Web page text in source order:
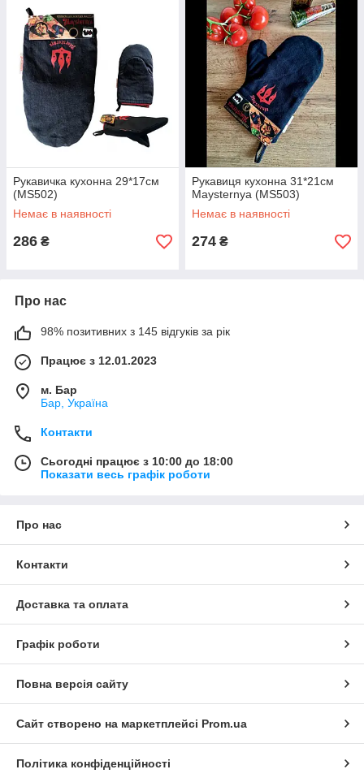
Рукавичка кухонна 29*17см
(MS502)
Немає в наявності
286 ₴
Рукавиця кухонна 31*21см
Maysternya (MS503)
Немає в наявності
274 ₴
Про нас
98% позитивних з 145 відгуків за рік
Працює з 12.01.2023
м. Бар
Бар, Україна
Контакти
Сьогодні працює з 10:00 до 18:00
Показати весь графік роботи
Про нас
Контакти
Доставка та оплата
Графік роботи
Повна версія сайту
Сайт створено на маркетплейсі Prom.ua
Політика конфіденційності